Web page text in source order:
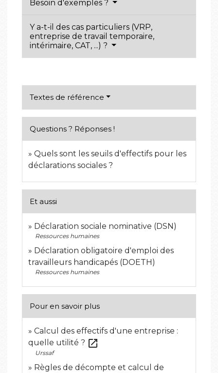
Besoin d'exemples ?
Y a-t-il des cas particuliers (VRP,
entreprise de travail temporaire,
intérimaire, CAT, ...) ?
Textes de référence
Questions ? Réponses !
Quels sont les seuils d'effectifs pour les
déclarations sociales ?
Et aussi
Déclaration sociale nominative (DSN)
Ressources humaines
Déclaration obligatoire d'emploi des
travailleurs handicapés (DOETH)
Ressources humaines
Pour en savoir plus
Calcul des effectifs d'une entreprise :
quelle utilité ? open_in_new
Urssaf
Règles de décompte et calcul de